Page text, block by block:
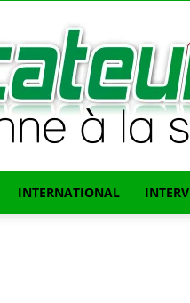
INTERNATIONAL